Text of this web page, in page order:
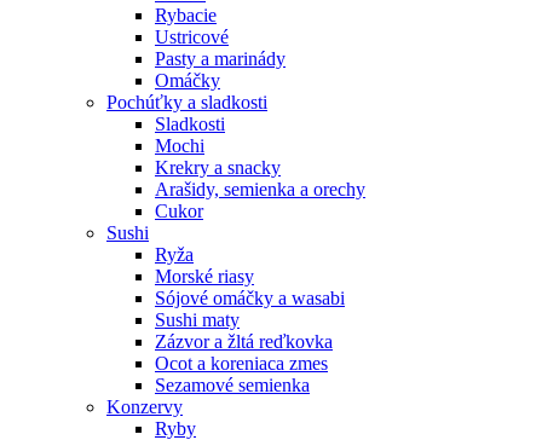
Rybacie
Ustricové
Pasty a marinády
Omáčky
Pochúťky a sladkosti
Sladkosti
Mochi
Krekry a snacky
Arašidy, semienka a orechy
Cukor
Sushi
Ryža
Morské riasy
Sójové omáčky a wasabi
Sushi maty
Zázvor a žltá reďkovka
Ocot a koreniaca zmes
Sezamové semienka
Konzervy
Ryby